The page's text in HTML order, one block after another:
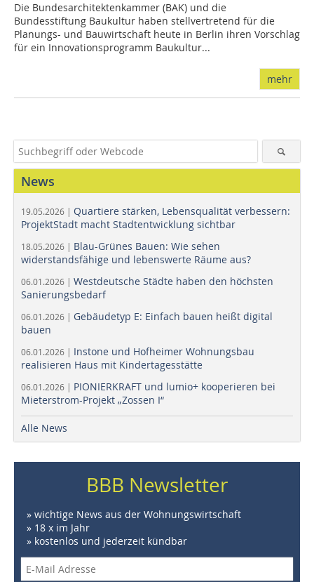
Die Bundesarchitektenkammer (BAK) und die
Bundesstiftung Baukultur haben stellvertretend für die
Planungs- und Bauwirtschaft heute in Berlin ihren Vorschlag
für ein Innovationsprogramm Baukultur...
mehr
News
19.05.2026 | Quartiere stärken, Lebensqualität verbessern:
ProjektStadt macht Stadtentwicklung sichtbar
18.05.2026 | Blau-Grünes Bauen: Wie sehen
widerstandsfähige und lebenswerte Räume aus?
06.01.2026 | Westdeutsche Städte haben den höchsten
Sanierungsbedarf
06.01.2026 | Gebäudetyp E: Einfach bauen heißt digital
bauen
06.01.2026 | Instone und Hofheimer Wohnungsbau
realisieren Haus mit Kindertagesstätte
06.01.2026 | PIONIERKRAFT und lumio+ kooperieren bei
Mieterstrom-Projekt „Zossen I“
Alle News
BBB Newsletter
» wichtige News aus der Wohnungswirtschaft
» 18 x im Jahr
» kostenlos und jederzeit kündbar